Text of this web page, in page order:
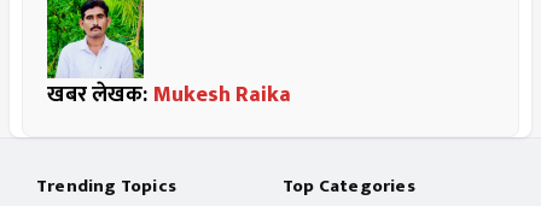
खबर लेखक: Mukesh Raika
Trending Topics Top Categories